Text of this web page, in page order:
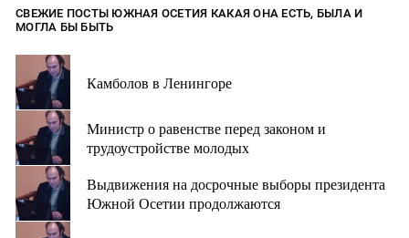
СВЕЖИЕ ПОСТЫ ЮЖНАЯ ОСЕТИЯ КАКАЯ ОНА ЕСТЬ, БЫЛА И
МОГЛА БЫ БЫТЬ
Камболов в Ленингоре
Министр о равенстве перед законом и
трудоустройстве молодых
Выдвижения на досрочные выборы президента
Южной Осетии продолжаются